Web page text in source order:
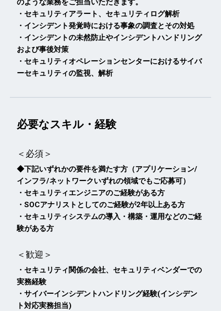
のような業務をご担当いただきます。
・セキュリティアラート、セキュリティログ解析
・インシデント発覚時における事象の調査とその対処
・インシデントの未然防止やインシデントハンドリング
および事後対策
・セキュリティオペレーションセンターにおけるサイバ
ーセキュリティの監視、解析
必要なスキル・経験
＜必須＞
◆下記いずれかの要件を満たす方（アプリケーション/
インフラ/ネットワークいずれの領域でもご応募可）
・セキュリティエンジニアのご経験がある方
・SOCアナリストとしてのご経験が2年以上ある方
・セキュリティシステムの導入・構築・運用などのご経
験がある方
＜歓迎＞
・セキュリティ関係の会社、セキュリティベンダーでの
実務経験
・サイバーインシデントハンドリング経験(インシデン
ト対応実務担当)